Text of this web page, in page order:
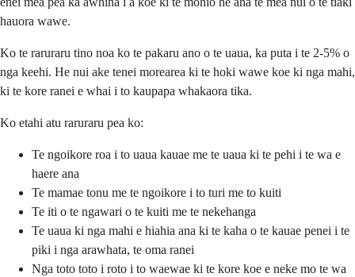
hauora wawe.
Ko te raruraru tino noa ko te pakaru ano o te uaua, ka puta i te 2-5% o
nga keehi. He nui ake tenei morearea ki te hoki wawe koe ki nga mahi,
ki te kore ranei e whai i to kaupapa whakaora tika.
Ko etahi atu raruraru pea ko:
Te ngoikore roa i to uaua kauae me te uaua ki te pehi i te wa e
haere ana
Te mamae tonu me te ngoikore i to turi me to kuiti
Te iti o te ngawari o te kuiti me te nekehanga
Te uaua ki nga mahi e hiahia ana ki te kaha o te kauae penei i te
piki i nga arawhata, te oma ranei
Nga toto toto i roto i to waewae ki te kore koe e neke mo te wa